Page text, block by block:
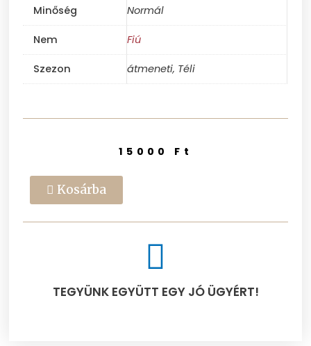
Minőség Normál
Nem Fiú
Szezon átmeneti, Téli
15000 Ft
Kosárba
TEGYÜNK EGYÜTT EGY JÓ ÜGYÉRT!​